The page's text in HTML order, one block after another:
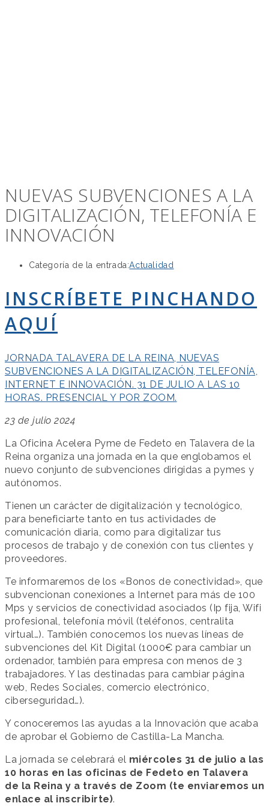
NUEVAS SUBVENCIONES A LA
DIGITALIZACIÓN, TELEFONÍA E
INNOVACIÓN
Categoría de la entrada:Actualidad
INSCRÍBETE PINCHANDO
AQUÍ
JORNADA TALAVERA DE LA REINA, NUEVAS
SUBVENCIONES A LA DIGITALIZACIÓN, TELEFONÍA,
INTERNET E INNOVACIÓN. 31 DE JULIO A LAS 10
HORAS. PRESENCIAL Y POR ZOOM.
23 de julio 2024
La Oficina Acelera Pyme de Fedeto en Talavera de la
Reina organiza una jornada en la que englobamos el
nuevo conjunto de subvenciones dirigidas a pymes y
autónomos.
Tienen un carácter de digitalización y tecnológico,
para beneficiarte tanto en tus actividades de
comunicación diaria, como para digitalizar tus
procesos de trabajo y de conexión con tus clientes y
proveedores.
Te informaremos de los «Bonos de conectividad», que
subvencionan conexiones a Internet para más de 100
Mps y servicios de conectividad asociados (Ip fija, Wifi
profesional, telefonía móvil (teléfonos, centralita
virtual…). También conocemos los nuevas líneas de
subvenciones del Kit Digital (1000€ para cambiar un
ordenador, también para empresa con menos de 3
trabajadores. Y las destinadas para cambiar página
web, Redes Sociales, comercio electrónico,
ciberseguridad…).
Y conoceremos las ayudas a la Innovación que acaba
de aprobar el Gobierno de Castilla-La Mancha.
La jornada se celebrará el miércoles 31 de julio a las
10 horas en las oficinas de Fedeto en Talavera
de la Reina y a través de Zoom (te enviaremos un
enlace al inscribirte).